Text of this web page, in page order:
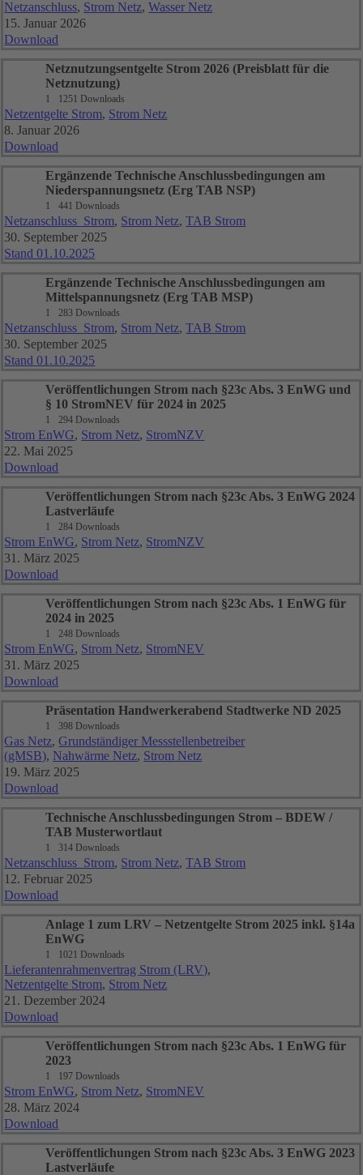
Netzanschluss, Strom Netz,Wasser Netz
15. Januar 2026
Download
Netznutzungsentgelte Strom 2026 (Preisblatt für die
Netznutzung)
1 1251 Downloads
Netzentgelte Strom, Strom Netz
8. Januar 2026
Download
Ergänzende Technische Anschlussbedingungen am
Niederspannungsnetz (Erg TAB NSP)
1 441 Downloads
Netzanschluss_Strom, Strom Netz,TAB Strom
30. September 2025
Stand 01.10.2025
Ergänzende Technische Anschlussbedingungen am
Mittelspannungsnetz (Erg TAB MSP)
1 283 Downloads
Netzanschluss_Strom, Strom Netz,TAB Strom
30. September 2025
Stand 01.10.2025
Veröffentlichungen Strom nach §23c Abs. 3 EnWG und
§ 10 StromNEV für 2024 in 2025
1 294 Downloads
Strom EnWG, Strom Netz, StromNZV
22. Mai 2025
Download
Veröffentlichungen Strom nach §23c Abs. 3 EnWG 2024
Lastverläufe
1 284 Downloads
Strom EnWG, Strom Netz, StromNZV
31. März 2025
Download
Veröffentlichungen Strom nach §23c Abs. 1 EnWG für
2024 in 2025
1 248 Downloads
Strom EnWG, Strom Netz, StromNEV
31. März 2025
Download
Präsentation Handwerkerabend Stadtwerke ND 2025
1 398 Downloads
Gas Netz,Grundständiger Messstellenbetreiber
(gMSB), Nahwärme Netz, Strom Netz
19. März 2025
Download
Technische Anschlussbedingungen Strom – BDEW /
TAB Musterwortlaut
1 314 Downloads
Netzanschluss_Strom, Strom Netz,TAB Strom
12. Februar 2025
Download
Anlage 1 zum LRV – Netzentgelte Strom 2025 inkl. §14a
EnWG
1 1021 Downloads
Lieferantenrahmenvertrag Strom (LRV),
Netzentgelte Strom, Strom Netz
21. Dezember 2024
Download
Veröffentlichungen Strom nach §23c Abs. 1 EnWG für
2023
1 197 Downloads
Strom EnWG, Strom Netz, StromNEV
28. März 2024
Download
Veröffentlichungen Strom nach §23c Abs. 3 EnWG 2023
Lastverläufe